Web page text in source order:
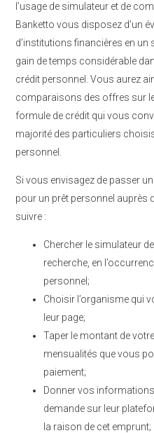
l’usage de simulateur et de
Banketto vous disposez d’un
d’institutions financières en un
gain de temps considérable
crédit personnel. Vous aurez
comparaisons des offres sur
formule de crédit qui vous
majorité des particuliers
personnel.
Si vous envisagez de passer
pour un prêt personnel auprès
suivre :
Chercher le simulateur
recherche, en
personnel;
Choisir l’organisme qui
leur page;
Taper le montant de
mensualités que vous
paiement;
Donner vos
demande sur leur
la raison de cet emprunt;